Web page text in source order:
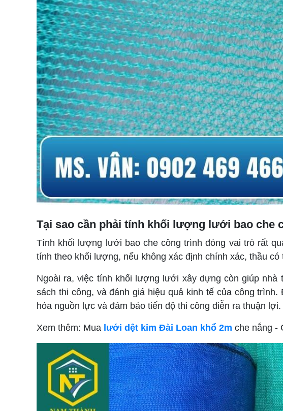
Tại sao cần phải tính khối lượng lưới bao che
Tính khối lượng lưới bao che công trình đóng vai trò rất
tính theo khối lượng, nếu không xác định chính xác, thầu
Ngoài ra, việc tính khối lượng lưới xây dựng còn giúp
sách thi công, và đánh giá hiệu quả kinh tế của công
hóa nguồn lực và đảm bảo tiến độ thi công diễn ra thuận lợi.
Xem thêm: Mua lưới dệt kim Đài Loan khổ 2m che nắng -